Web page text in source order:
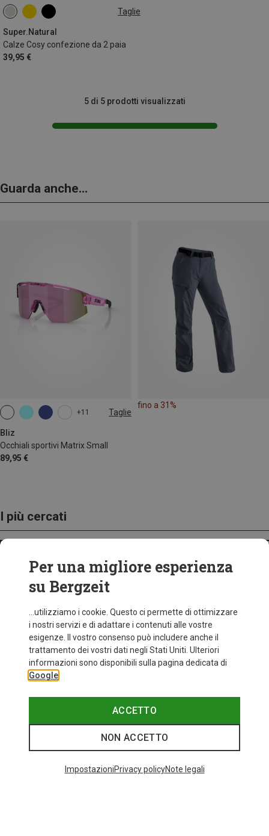
Taglie
Super.Natural
Calze Cosy confezione da 2 paia
39,95 €
36|37|38|39
42|43|44|45
5 di 5 prodotti visualizzati
Guarda anche...
+11 Taglie
Bliz
Occhiali sportivi Matrix Small
89,95 €
ONE SIZE
fino a 31%
I più cercati
Per una migliore esperienza
su Bergzeit
...utilizziamo i cookie. Questo ci permette di ottimizzare
i nostri servizi e di adattare i contenuti alle vostre
esigenze. Il vostro consenso può includere anche il
trattamento dei vostri dati negli Stati Uniti. Ulteriori
informazioni sono disponibili sulla pagina dedicata di
Google
ACCETTO
NON ACCETTO
ImpostazioniPrivacy policyNote legali